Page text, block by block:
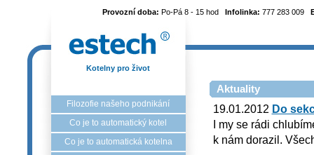
Provozní doba: Po-Pá 8 - 15 hod Infolinka: 777 283 009
Kotelny pro život
Filozofie našeho podnikání
Co je to automatický kotel
Co je to automatická kotelna
Aktuality
19.01.2012 Do
I my se rádi
k nám dorazil.